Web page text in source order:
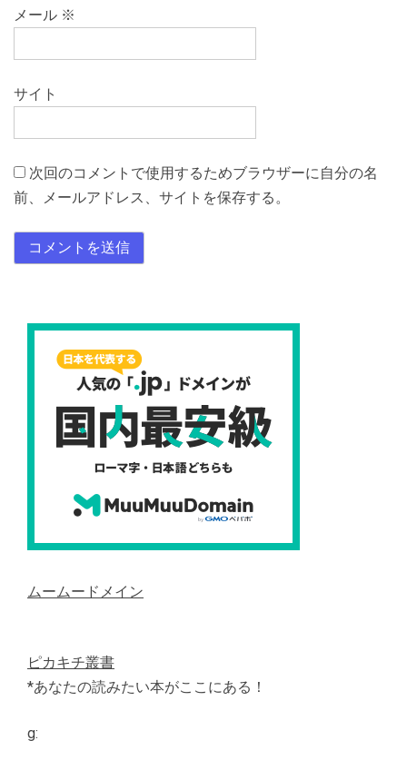
メール ※
サイト
次回のコメントで使用するためブラウザーに自分の名
前、メールアドレス、サイトを保存する。
ムームードメイン
ピカキチ叢書
*あなたの読みたい本がここにある！
g: